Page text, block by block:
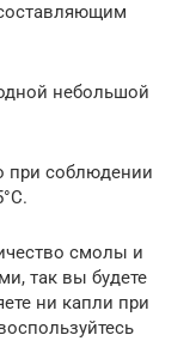
небольшой
при соблюдении
смолы и
так вы будете
ни капли при